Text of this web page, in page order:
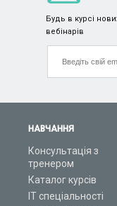
НАВЧАННЯ
Консультація з
тренером
Каталог курсів
ІТ спеціальності
Будь в курсі
вебінарів